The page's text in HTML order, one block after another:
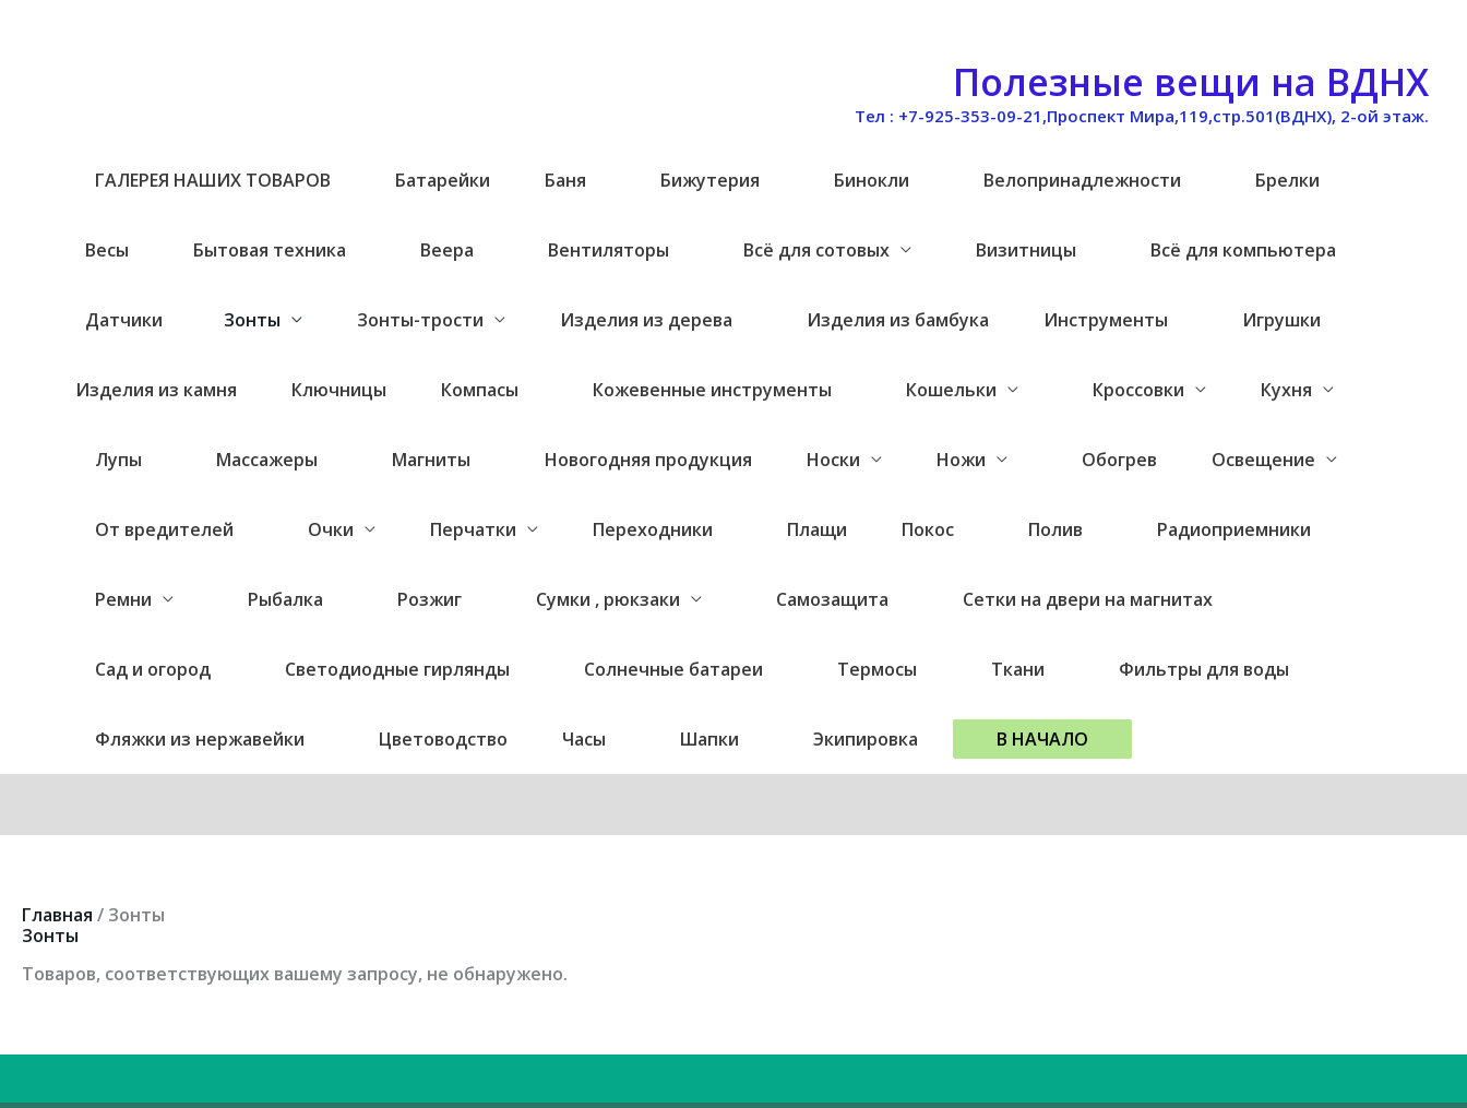
Полезные вещи на ВДНХ
Тел : +7-925-353-09-21,Проспект Мира,119,стр.501(ВДНХ), 2-ой этаж.
ГАЛЕРЕЯ НАШИХ ТОВАРОВ Батарейки Баня Бижутерия Бинокли Велопринадлежности Брелки
Весы Бытовая техника Веера Вентиляторы Всё для сотовых Визитницы Всё для компьютера
Датчики Зонты Зонты-трости Изделия из дерева Изделия из бамбука Инструменты Игрушки
Изделия из камня Ключницы Компасы Кожевенные инструменты Кошельки Кроссовки Кухня
Лупы Массажеры Магниты Новогодняя продукция Носки Ножи Обогрев Освещение
От вредителей Очки Перчатки Переходники Плащи Покос Полив Радиоприемники
Ремни Рыбалка Розжиг Сумки , рюкзаки Самозащита Сетки на двери на магнитах
Сад и огород Светодиодные гирлянды Солнечные батареи Термосы Ткани Фильтры для воды
Фляжки из нержавейки Цветоводство Часы Шапки Экипировка В НАЧАЛО
Главная / Зонты
Зонты
Товаров, соответствующих вашему запросу, не обнаружено.